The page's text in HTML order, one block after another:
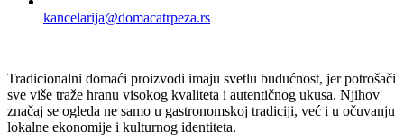
kancelarija@domacatrpeza.rs
Tradicionalni domaći proizvodi imaju svetlu budućnost, jer potrošači
sve više traže hranu visokog kvaliteta i autentičnog ukusa. Njihov
značaj se ogleda ne samo u gastronomskoj tradiciji, već i u očuvanju
lokalne ekonomije i kulturnog identiteta.